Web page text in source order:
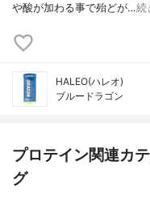
や酸が加わる事で殆どが…続
HALEO(ハレオ)
ブルードラゴン
プロテイン関連カ
グ